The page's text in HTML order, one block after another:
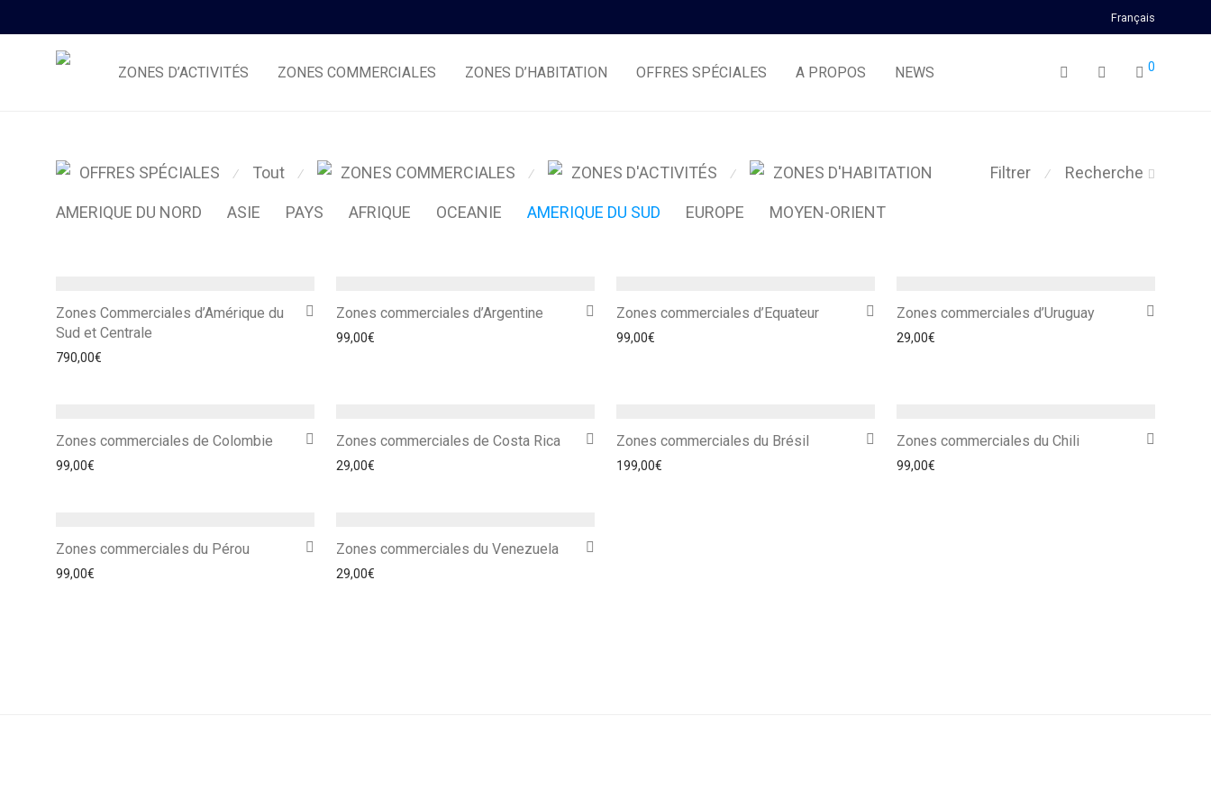
Français
ZONES D’ACTIVITÉS ZONES COMMERCIALES ZONES D’HABITATION OFFRES SPÉCIALES A PROPOS NEWS 0
Filtrer ⁄ Recherche
OFFRES SPÉCIALES ⁄ Tout ⁄ ZONES COMMERCIALES ⁄ ZONES D'ACTIVITÉS ⁄ ZONES D'HABITATION
AMERIQUE DU NORD ASIE PAYS AFRIQUE OCEANIE AMERIQUE DU SUD EUROPE MOYEN-ORIENT
Zones Commerciales d’Amérique du
Sud et Centrale
790,00€
Zones commerciales d’Argentine
99,00€
Zones commerciales d’Equateur
99,00€
Zones commerciales d’Uruguay
29,00€
Zones commerciales de Colombie
99,00€
Zones commerciales de Costa Rica
29,00€
Zones commerciales du Brésil
199,00€
Zones commerciales du Chili
99,00€
Zones commerciales du Pérou
99,00€
Zones commerciales du Venezuela
29,00€